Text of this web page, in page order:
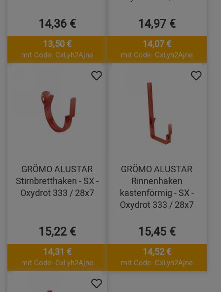
14,36 €
13,50 €
mit Code: CxLyh2Ajne
14,97 €
14,07 €
mit Code: CxLyh2Ajne
GRÖMO ALUSTAR
Stirnbretthaken - SX -
Oxydrot 333 / 28x7
15,22 €
14,31 €
mit Code: CxLyh2Ajne
GRÖMO ALUSTAR
Rinnenhaken
kastenförmig - SX -
Oxydrot 333 / 28x7
15,45 €
14,52 €
mit Code: CxLyh2Ajne